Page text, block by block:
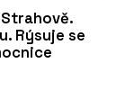
Rýsuje se